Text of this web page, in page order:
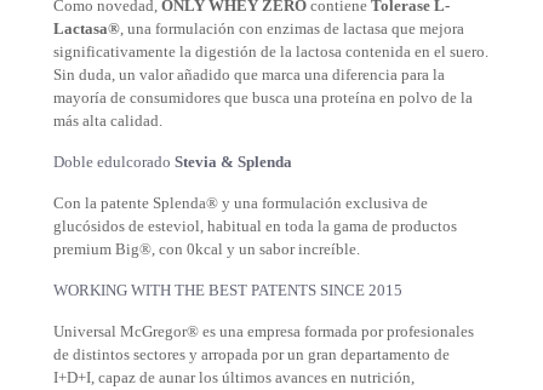
Como novedad,ONLY WHEY ZERO contieneTolerase L-
Lactasa®, una formulación con enzimas de lactasa que mejora
significativamente la digestión de la lactosa contenida en el suero.
Sin duda, un valor añadido que marca una diferencia para la
mayoría de consumidores que busca una proteína en polvo de la
más alta calidad.
Doble edulcoradoStevia & Splenda
Con la patente Splenda® y una formulación exclusiva de
glucósidos de esteviol, habitual en toda la gama de productos
premium Big®, con 0kcal y un sabor increíble.
WORKING WITH THE BEST PATENTS SINCE 2015
Universal McGregor® es una empresa formada por profesionales
de distintos sectores y arropada por un gran departamento de
I+D+I, capaz de aunar los últimos avances en nutrición,